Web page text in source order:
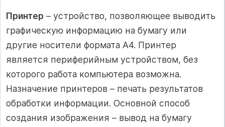
Принтер – устройство, позволяющее выводить
графическую информацию на бумагу или
другие носители формата А4. Принтер
является периферийным устройством, без
которого работа компьютера возможна.
Назначение принтеров – печать результатов
обработки информации. Основной способ
создания изображения – вывод на бумагу